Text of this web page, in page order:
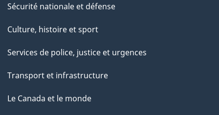
Sécurité nationale et défense
Culture, histoire et sport
Services de police, justice et urgences
Transport et infrastructure
Le Canada et le monde